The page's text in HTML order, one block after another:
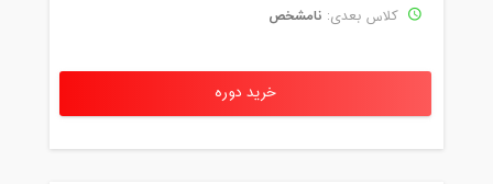
کلاس بعدی: نامشخص
خرید دوره